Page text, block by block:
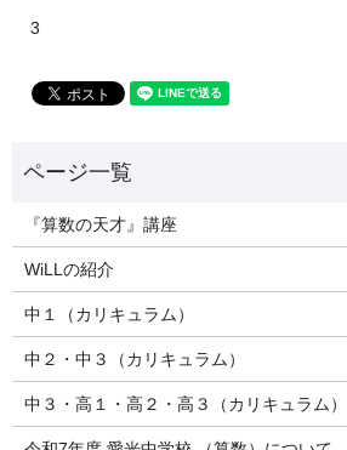
3
『算数の天才』講座
WiLLの紹介
中１（カリキュラム）
中２・中３（カリキュラム）
中３・高１・高２・高３（カリキュラム）